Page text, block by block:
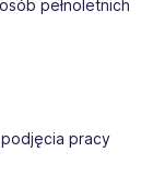
pełnoletnich
pracy